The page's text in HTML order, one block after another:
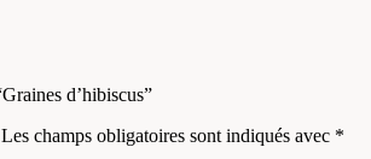
d’hibiscus”
Les champs obligatoires sont indiqués avec *